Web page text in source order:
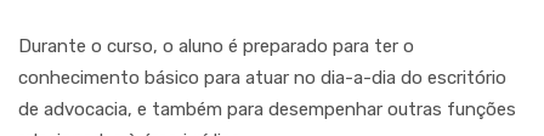
Durante o curso, o aluno é preparado para ter o
conhecimento básico para atuar no dia-a-dia do escritório
de advocacia, e também para desempenhar outras funções